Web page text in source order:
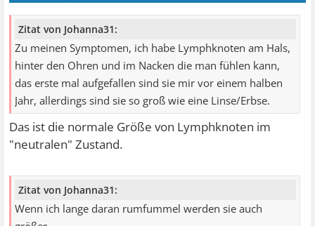
Zitat von Johanna31:
Zu meinen Symptomen, ich habe Lymphknoten am Hals,
hinter den Ohren und im Nacken die man fühlen kann,
das erste mal aufgefallen sind sie mir vor einem halben
Jahr, allerdings sind sie so groß wie eine Linse/Erbse.
Das ist die normale Größe von Lymphknoten im
"neutralen" Zustand.
Zitat von Johanna31:
Wenn ich lange daran rumfummel werden sie auch